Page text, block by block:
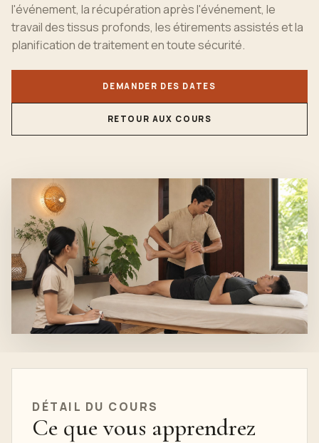
l'événement, la récupération après l'événement, le
travail des tissus profonds, les étirements assistés et la
planification de traitement en toute sécurité.
DEMANDER DES DATES
RETOUR AUX COURS
DÉTAIL DU COURS
Ce que vous apprendrez